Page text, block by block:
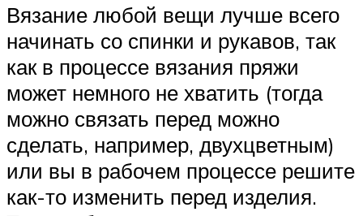
Вязание любой вещи лучше всего
начинать со спинки и рукавов, так
как в процессе вязания пряжи
может немного не хватить (тогда
можно связать перед можно
сделать, например, двухцветным)
или вы в рабочем процессе решите
как-то изменить перед изделия.